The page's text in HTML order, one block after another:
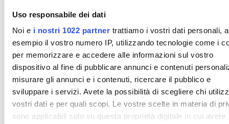
Uso responsabile dei dati
Noi e i nostri 1022 partnertrattiamo i vostri dati personali,
esempio il vostro numero IP, utilizzando tecnologie come i
per memorizzare e accedere alle informazioni sul vostro
dispositivo al fine di pubblicare annunci e contenuti
misurare gli annunci e i contenuti, ricercare il pubblico e
sviluppare i servizi. Avete la possibilità di scegliere chi
vostri dati e per quali scopi. Le vostre scelte in materia di
sono applicabili solo su questa proprietà digitale in cui avete